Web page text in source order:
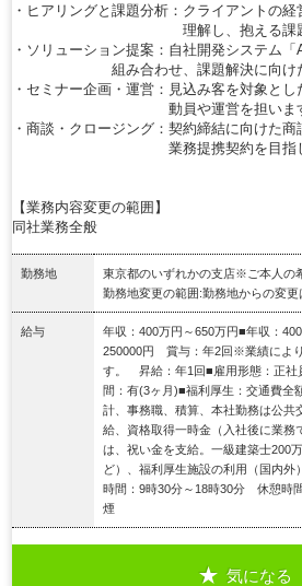
・ヒアリングと課題分析：クライアントの経
理解し、抱える課題を明
・ソリューション提案：自社開発システム
組み合わせ、課題解決に向けた最
・セミナー企画・運営：見込み客を対象と
動員や運営を担います
・商談・クロージング：契約締結に向けた商
業務提携契約を目指しま
【業務内容変更の範囲】
同社業務全般
勤務地
東京都のいずれかの支店※ご本人の
勤務地変更の範囲:勤務地からの変更
給与
年収：400万円～650万円■年収：
250000円 賞与：年2回※業績によ
す。 昇給：年1回■雇用形態：正
間：有(3ヶ月)■福利厚生：交通費全
計、事務職、積算、本社勤務は公共
給、資格取得一時金（入社後に業務
は、祝い金を支給。一級建築士200
ど）、福利厚生施設の利用（国内
時間：9時30分～18時30分 休憩時
煙
気になる